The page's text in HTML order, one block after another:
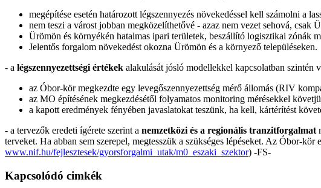
megépítése esetén határozott légszennyezés növekedéssel kell számolni a
nem teszi a várost jobban megközelíthetővé - azaz nem vezet sehová, csak
Ürömön és környékén hatalmas ipari területek, beszállító logisztikai zónák
Jelentős forgalom növekedést okozna Ürömön és a környező településeken.
- a légszennyezettségi értékek alakulását jósló modellekkel kapcsolatban szintén
az Óbor-kör megkezdte egy levegőszennyezettség mérő állomás (RIV
az MO építésének megkezdésétől folyamatos monitoring mérésekkel
a kapott eredmények fényében javaslatokat teszünk, ha kell, kártérítést
- a tervezők eredeti ígérete szerint a nemzetközi és a regionális tranzitforgalmat
terveket. Ha abban sem szerepel, megtesszük a szükséges lépéseket. Az Óbor-
www.nif.hu/fejlesztesek/gyorsforgalmi_utak/m0_eszaki_szektor) -FS-
Kapcsolódó cimkék